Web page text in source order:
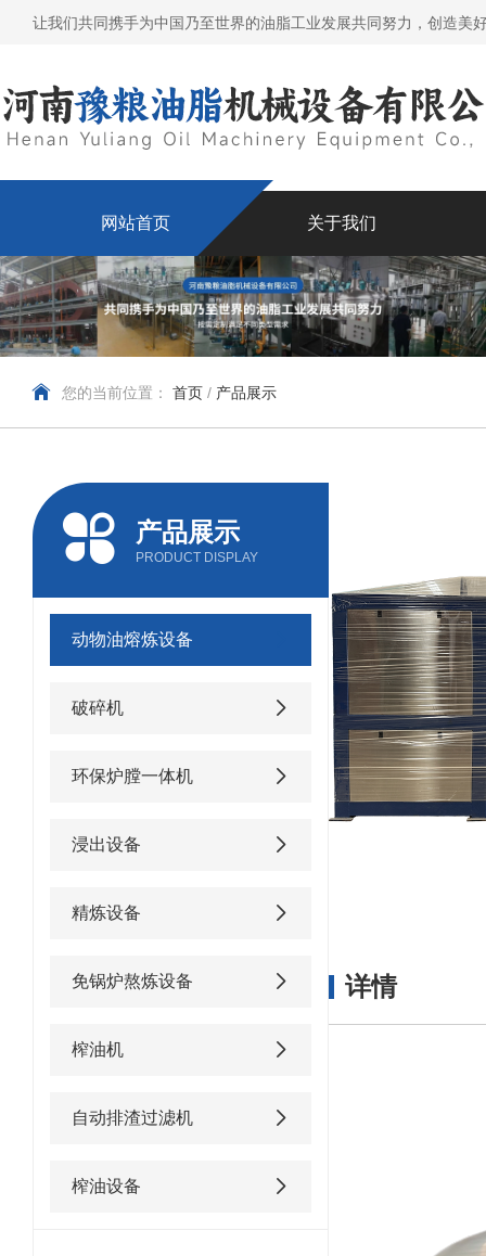
让我们共同携手为中国乃至世界的油脂工业发展共同努力，创造美
网站首页 关于我们
您的当前位置： 首页 / 产品展示
产品展示
PRODUCT DISPLAY
动物油熔炼设备
破碎机
环保炉膛一体机
浸出设备
精炼设备
免锅炉熬炼设备
榨油机
自动排渣过滤机
榨油设备
详情